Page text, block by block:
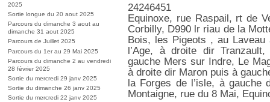
2025
Sortie longue du 20 aout 2025
Parcours du dimanche 3 aout au
dimanche 31 aout 2025
Parcours de Juillet 2025
Parcours du 1er au 29 Mai 2025
Parcours du dimanche 2 au vendredi
28 février 2025
Sortie du mercredi 29 janv 2025
Sortie du dimanche 26 janv 2025
Sortie du mercredi 22 janv 2025
24246451
Equinoxe, rue Raspail, rt de
Corbilly, D990 lr riau de la
Bois, les Pigeots , au
l’Age, à droite dir
gauche Mers sur Indre, Le
à droite dir Maron puis à
la Forges de l’isle, à gauche
Montaigne, rue du 8 Mai,